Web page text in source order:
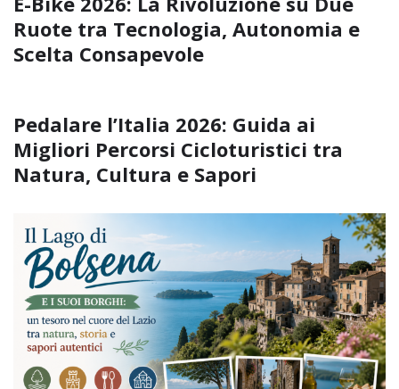
Ruote tra Tecnologia, Autonomia e
Scelta Consapevole
Pedalare l’Italia 2026: Guida ai
Migliori Percorsi Cicloturistici tra
Natura, Cultura e Sapori